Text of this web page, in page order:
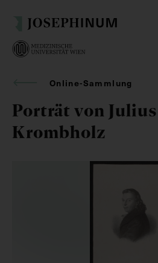
Online-Sammlung
Porträt von
Krombholz